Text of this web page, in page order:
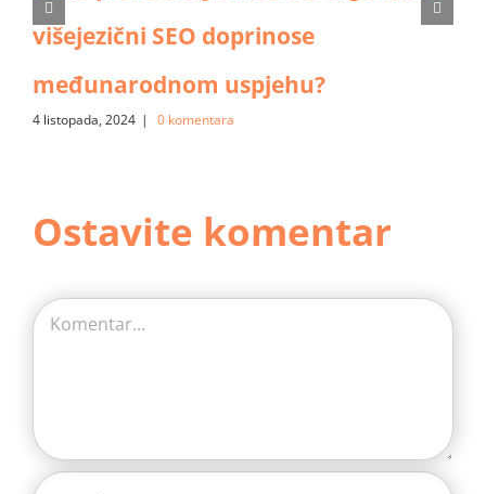
višejezični SEO doprinose
međunarodnom uspjehu?
4 listopada, 2024 | 0 komentara
Ostavite komentar
Comment